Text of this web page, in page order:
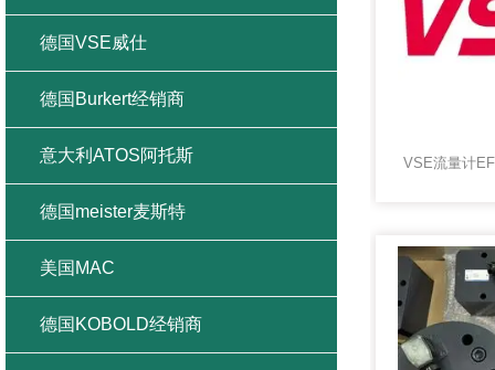
德国VSE威仕
德国Burkert经销商
意大利ATOS阿托斯
德国meister麦斯特
美国MAC
德国KOBOLD经销商